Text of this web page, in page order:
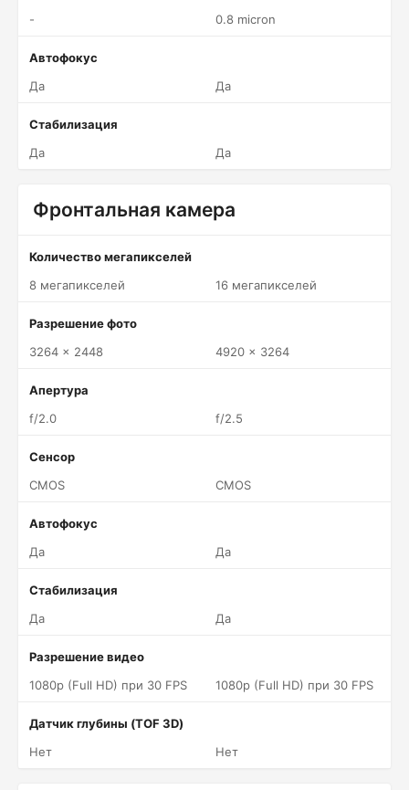
-
0.8 micron
Автофокус
Да
Да
Стабилизация
Да
Да
Фронтальная камера
Количество мегапикселей
8 мегапикселей
16 мегапикселей
Разрешение фото
3264 x 2448
4920 x 3264
Апертура
f/2.0
f/2.5
Сенсор
CMOS
CMOS
Автофокус
Да
Да
Стабилизация
Да
Да
Разрешение видео
1080p (Full HD) при 30 FPS
1080p (Full HD) при 30 FPS
Датчик глубины (TOF 3D)
Нет
Нет